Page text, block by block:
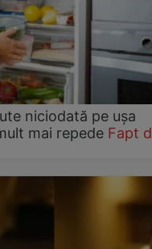
niciodată pe ușa
mai repede Fapt